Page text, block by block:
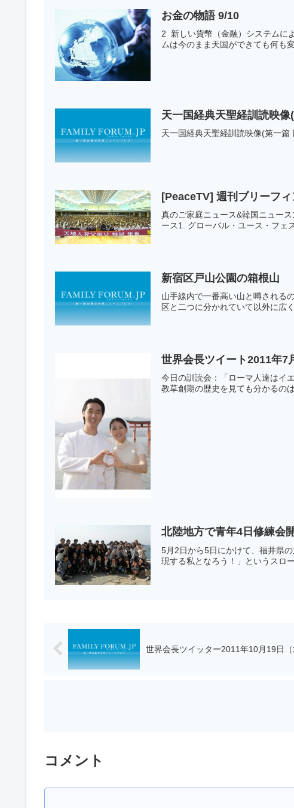
お金の物語 9/10
2 新しい貨幣（金融）システムに
ムは今のまま天国ができても何も
天一国経典天聖経訓読映
天一国経典天聖経訓読映像(第一
[PeaceTV] 週刊ブリーフ
真のご家庭ニュース&韓国ニュー
ース1. グローバル・ユース・フェ
新宿区戸山公園の箱根山
山手線内で一番高い山と噂される
区と二つに分かれていて以外に広
世界会長ツイート2011年7
今日の訓読会：「ローマ人達はイ
教草創期の歴史を見ても分かるの
北陸地方で青年4日修練会
5月2日から5日にかけて、福井県
現する私となろう！」というスロ
世界会長ツイッター2011年10月19日（
コメント